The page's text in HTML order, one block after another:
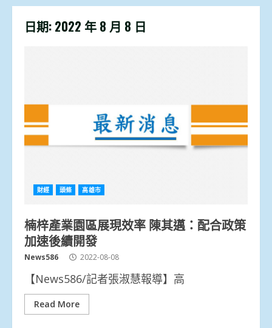
日期: 2022 年 8 月 8 日
財經 頭條 高雄市
楠梓產業園區展現效率 陳其邁：配合政策
加速後續開發
News586 2022-08-08
【News586/記者張淑慧報導】高
Read More